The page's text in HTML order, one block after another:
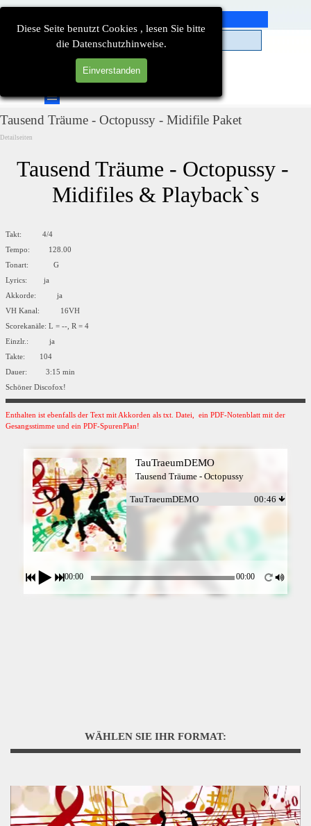
Diese Seite benutzt Cookies , lesen Sie bitte
die Datenschutzhinweise.
Einverstanden
Direkt zum Seiteninhalt
Menü überspringen
Tausend Träume - Octopussy - Midifile Paket
Detailseiten
Tausend Träume - Octopussy -
Midifiles & Playback`s
Takt: 4/4
Tempo: 128.00
Tonart: G
Lyrics: ja
Akkorde: ja
VH Kanal: 16VH
Scorekanäle: L = --, R = 4
Einzlr.: ja
Takte: 104
Dauer: 3:15 min
Schöner Discofox!
Enthalten ist ebenfalls der Text mit Akkorden als txt. Datei, ein PDF-Notenblatt mit der
Gesangsstimme und ein PDF-SpurenPlan!
TauTraeumDEMO
Tausend Träume - Octopussy
TauTraeumDEMO 00:46
00:00 00:00
WÄHLEN SIE IHR FORMAT: